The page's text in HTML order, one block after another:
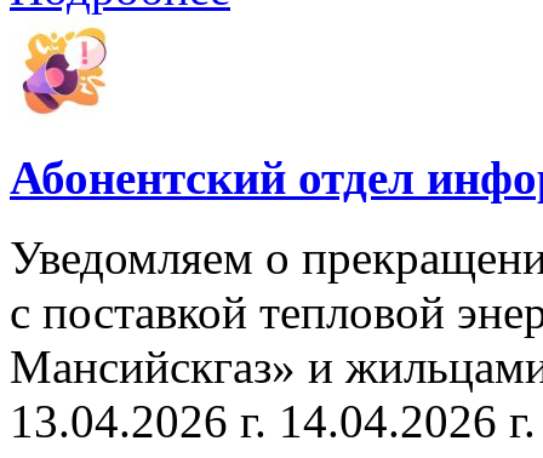
Абонентский отдел
Уведомляем о
с поставкой тепловой
Мансийскгаз» и
13.04.2026 г. 14.04.2026